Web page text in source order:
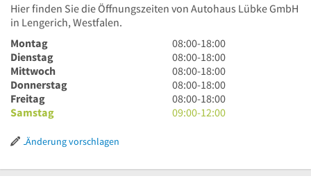
Hier finden Sie die Öffnungszeiten von Autohaus Lübke GmbH
in Lengerich, Westfalen.
Montag
8
Uhr
bis
18
Uhr
08:00-18:00
Dienstag
8
Uhr
bis
18
Uhr
08:00-18:00
Mittwoch
8
Uhr
bis
18
08:00-18:00
Donnerstag
8
Uhr
bis
08:00-18:00
Freitag
8
Uhr
08:00-18:00
Samstag
9
Uhr
09:00-12:00
Änderung vorschlagen